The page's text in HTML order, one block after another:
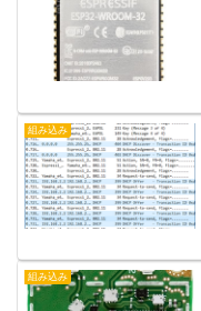
組み込み
組み込み